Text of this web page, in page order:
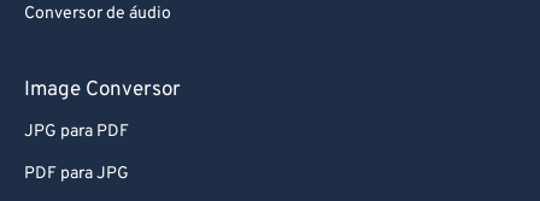
Conversor de áudio
Image Conversor
JPG para PDF
PDF para JPG